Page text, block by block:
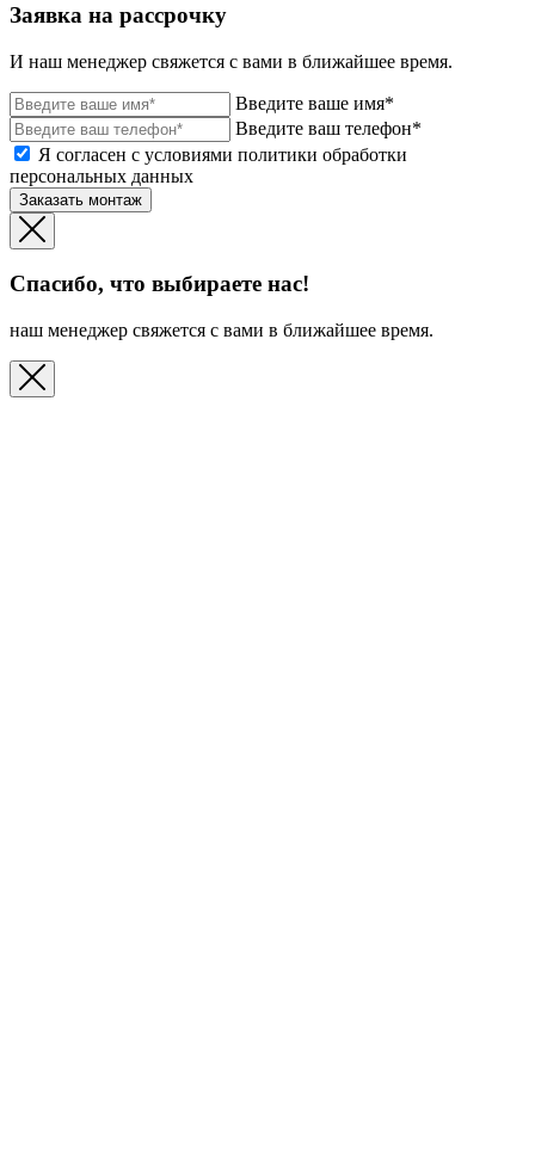
Заявка на рассрочку
И наш менеджер свяжется с вами в ближайшее время.
Введите ваше имя*
Введите ваш телефон*
Я согласен с условиями политики обработки
персональных данных
Заказать монтаж
Спасибо, что выбираете нас!
наш менеджер свяжется с вами в ближайшее время.